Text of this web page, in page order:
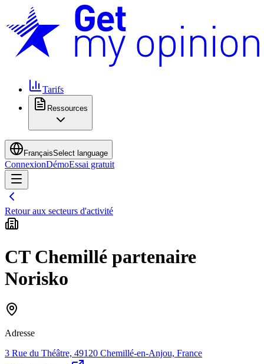
Tarifs
Ressources
FrançaisSelect language
ConnexionDémoEssai gratuit
Retour aux secteurs d'activité
CT Chemillé partenaire
Norisko
Adresse
3 Rue du Théâtre, 49120 Chemillé-en-Anjou, France